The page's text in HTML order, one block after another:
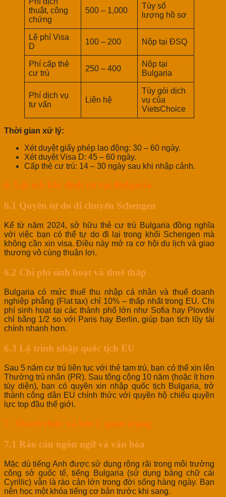
thuật, công
chứng
500 – 1,000
Tùy số
lượng hồ sơ
Lệ phí Visa
D
100 – 200 Nộp tại ĐSQ
Phí cấp thẻ
cư trú
250 – 400
Nộp tại
Bulgaria
Phí dịch vụ
tư vấn
Liên hệ
Tùy gói dịch
vụ của
VietsChoice
Thời gian xử lý:
Xét duyệt giấy phép lao động: 30 – 60 ngày.
Xét duyệt Visa D: 45 – 60 ngày.
Cấp thẻ cư trú: 14 – 30 ngày sau khi nhập cảnh.
6. Lợi ích khi định cư tại Bulgaria
6.1 Quyền tự do di chuyển Schengen
Kể từ năm 2024, sở hữu thẻ cư trú Bulgaria đồng nghĩa
với việc bạn có thể tự do đi lại trong khối Schengen mà
không cần xin visa. Điều này mở ra cơ hội du lịch và giao
thương vô cùng thuận lợi.
6.2 Chi phí sinh hoạt và thuế thấp
Bulgaria có mức thuế thu nhập cá nhân và thuế doanh
nghiệp phẳng (Flat tax) chỉ 10% – thấp nhất trong EU. Chi
phí sinh hoạt tại các thành phố lớn như Sofia hay Plovdiv
chỉ bằng 1/2 so với Paris hay Berlin, giúp bạn tích lũy tài
chính nhanh hơn.
6.3 Lộ trình nhập quốc tịch EU
Sau 5 năm cư trú liên tục với thẻ tạm trú, bạn có thể xin lên
Thường trú nhân (PR). Sau tổng cộng 10 năm (hoặc ít hơn
tùy diện), bạn có quyền xin nhập quốc tịch Bulgaria, trở
thành công dân EU chính thức với quyền hộ chiếu quyền
lực top đầu thế giới.
7. Thách thức và lưu ý quan trọng
7.1 Rào cản ngôn ngữ và văn hóa
Mặc dù tiếng Anh được sử dụng rộng rãi trong môi trường
công sở quốc tế, tiếng Bulgaria (sử dụng bảng chữ cái
Cyrillic) vẫn là rào cản lớn trong đời sống hàng ngày. Bạn
nên học một khóa tiếng cơ bản trước khi sang.